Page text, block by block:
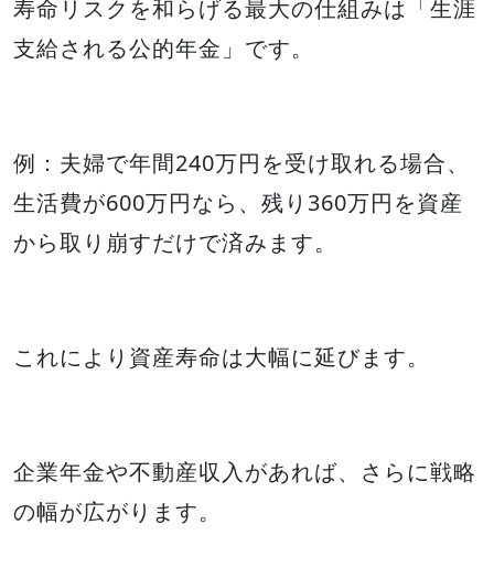
寿命リスクを和らげる最大の仕組みは「生涯
支給される公的年金」です。
例：夫婦で年間240万円を受け取れる場合、
生活費が600万円なら、残り360万円を資産
から取り崩すだけで済みます。
これにより資産寿命は大幅に延びます。
企業年金や不動産収入があれば、さらに戦略
の幅が広がります。